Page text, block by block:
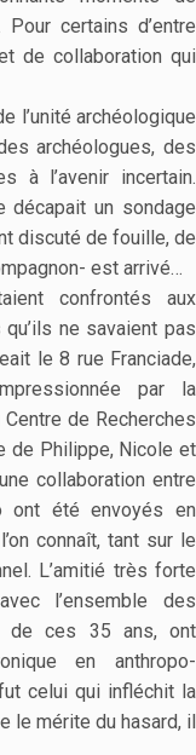
certains d’entre
de collaboration qui
l’unité archéologique
archéologues, des
à l’avenir incertain.
décapait un sondage
discuté de fouille, de
est arrivé…
confrontés aux
ne savaient pas
le 8 rue Franciade,
par la
de Recherches
de Philippe, Nicole et
collaboration entre
ont été envoyés en
connaît, tant sur le
L’amitié très forte
l’ensemble des
de ces 35 ans, ont
en anthropo-
celui qui infléchit la
le mérite du hasard, il